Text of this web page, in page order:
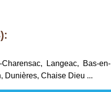
Langeac, Bas-en-
Dunières, Chaise Dieu ...